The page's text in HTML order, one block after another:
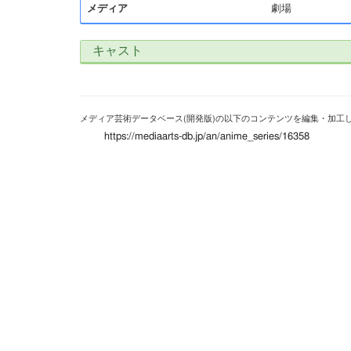
メディア 劇場
キャスト
メディア芸術データベース(開発版)の以下のコンテンツを編集・加工
https://mediaarts-db.jp/an/anime_series/16358